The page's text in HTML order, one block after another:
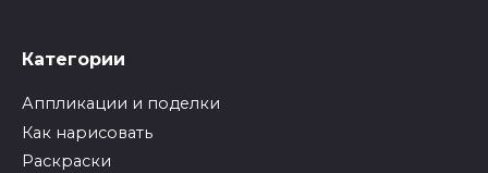
Категории
Аппликации и поделки
Как нарисовать
Раскраски